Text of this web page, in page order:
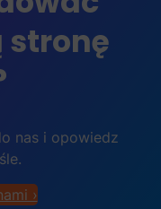
stronę
nas i opowiedz
›